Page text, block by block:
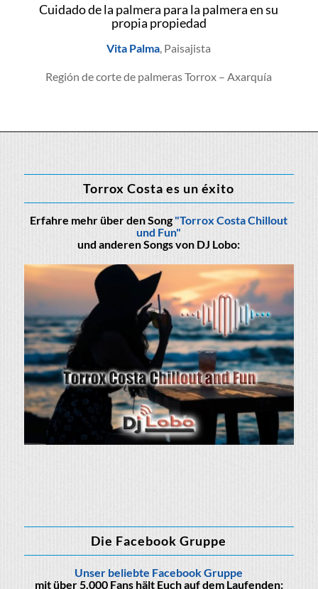
Cuidado de la palmera para la palmera en su
propia propiedad
Vita Palma, Paisajista
Región de corte de palmeras Torrox – Axarquía
Torrox Costa es un éxito
Erfahre mehr über den Song"Torrox Costa Chillout
und Fun"
und anderen Songs von DJ Lobo:
Die Facebook Gruppe
Unser beliebte Facebook Gruppe
mit über 5.000 Fans hält Euch auf dem Laufenden: